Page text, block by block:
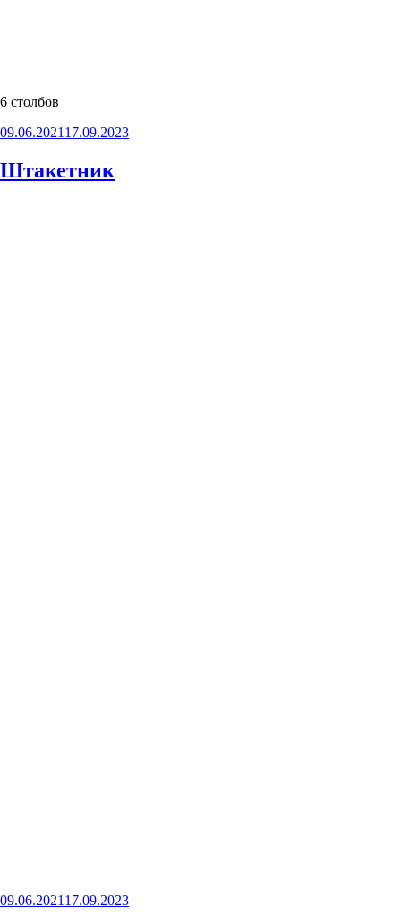
6 столбов
Опубликовано
09.06.2021 17.09.2023
Штакетник
Опубликовано
09.06.2021 17.09.2023